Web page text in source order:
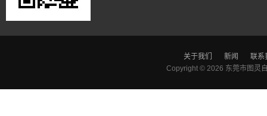
关于我们 新闻
联系
Copyright © 2026 东莞市图灵